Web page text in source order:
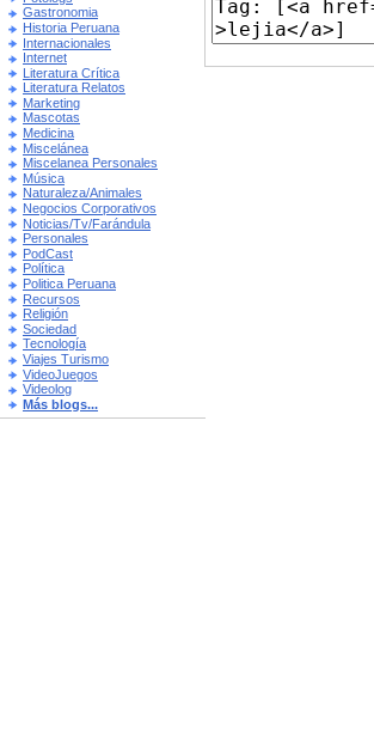
Gastronomia
Historia Peruana
Internacionales
Internet
Literatura Crítica
Literatura Relatos
Marketing
Mascotas
Medicina
Miscelánea
Miscelanea Personales
Música
Naturaleza/Animales
Negocios Corporativos
Noticias/Tv/Farándula
Personales
PodCast
Política
Politica Peruana
Recursos
Religión
Sociedad
Tecnología
Viajes Turismo
VideoJuegos
Videolog
Más blogs...